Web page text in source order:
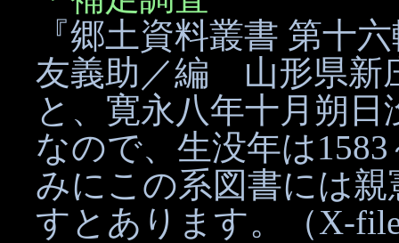
『郷土資料叢書 第十
友義助／編 山形県新
と、寛永八年十月朔
なので、生没年は
みにこの系図書には
すとあります。（X-